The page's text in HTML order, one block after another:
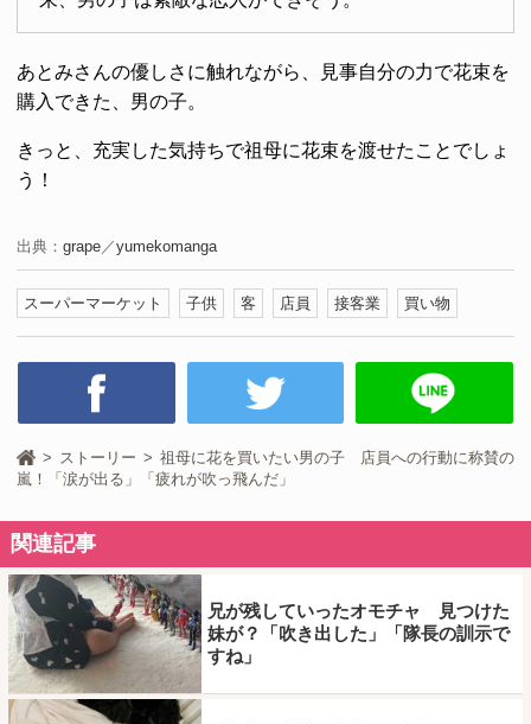
あとみさんの優しさに触れながら、見事自分の力で花束を
購入できた、男の子。
きっと、充実した気持ちで祖母に花束を渡せたことでしょ
う！
出典： grape ／yumekomanga
スーパーマーケット 子供 客 店員 接客業 買い物
ストーリー
祖母に花を買いたい男の子 店員への行動に称賛の
嵐！「涙が出る」「疲れが吹っ飛んだ」
関連記事
兄が残していったオモチャ 見つけた
妹が？「吹き出した」「隊長の訓示で
すね」